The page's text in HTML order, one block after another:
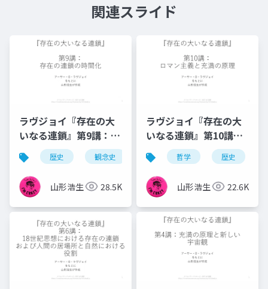
関連スライド
ラヴジョイ『存在の大
いなる連鎖』第9講：存
在の連鎖の時間化
歴史 観念史 哲学 充満の原理
山形浩生 28.5K
ラヴジョイ『存在の大
いなる連鎖』第10講：
ロマン主義と充満の原
理
哲学 歴史
山形浩生 22.6K